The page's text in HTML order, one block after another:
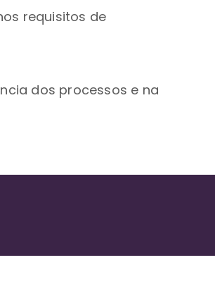
requisitos de
dos processos e na